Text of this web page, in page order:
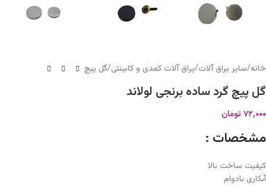
خانه/سایر یراق آلات/یراق آلات کمدی و کابینتی/گل پیچ
گل پیچ گرد ساده برنجی لولاند
۷۲,۰۰۰ تومان
مشخصات :
کیفیت ساخت بالا
آبکاری بادوام